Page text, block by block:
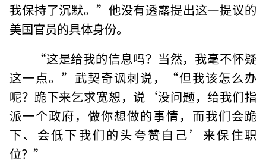
我保持了沉默。”他没有透露提出这一提议的
美国官员的具体身份。
“这是给我的信息吗？当然，我毫不怀疑
这一点。”武契奇讽刺说，“但我该怎么办
呢？跪下来乞求宽恕，说‘没问题，给我们指
派一个政府，做你想做的事情，而我们会跪
下、会低下我们的头夸赞自己’来保住职
位？”